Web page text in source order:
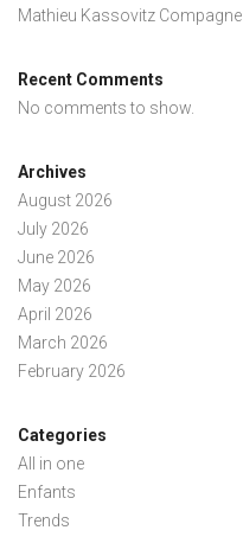
Mathieu Kassovitz Compagne
Recent Comments
No comments to show.
Archives
August 2026
July 2026
June 2026
May 2026
April 2026
March 2026
February 2026
Categories
All in one
Enfants
Trends